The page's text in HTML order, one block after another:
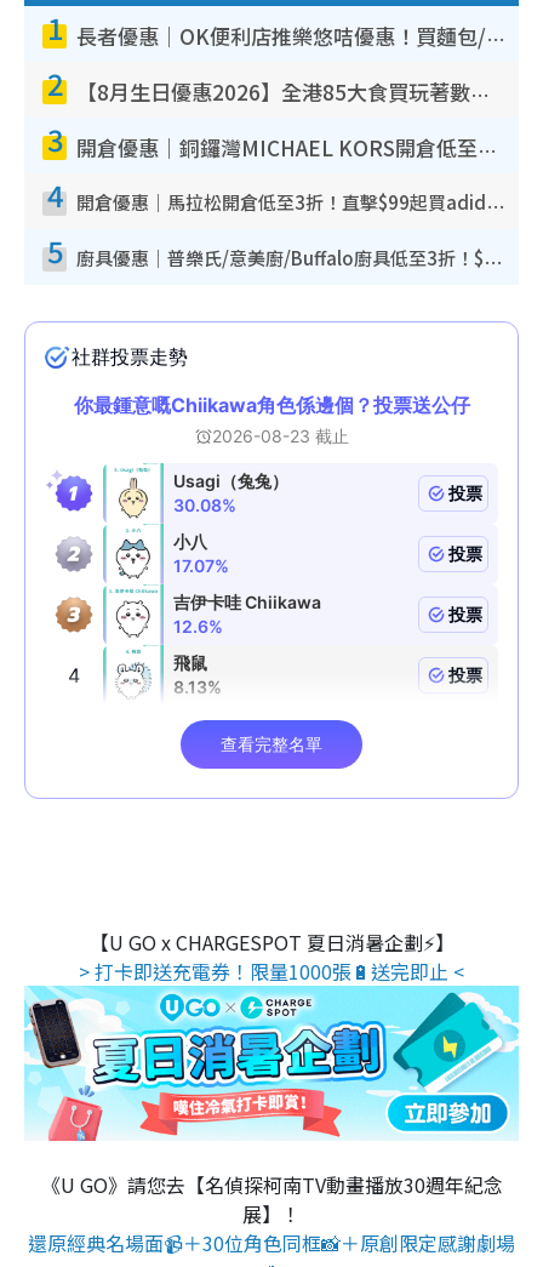
1 長者優惠｜OK便利店推樂悠咭優惠！買麵包/牛奶/保健品拍卡即減
2 【8月生日優惠2026】全港85大食買玩著數攻略 自助餐/火鍋放題同行免費＋誠品/DONKI送現金券
3 開倉優惠｜銅鑼灣MICHAEL KORS開倉低至17折！直擊$500起買手袋/銀包/鞋款 必買經典Jet Set系列
4 開倉優惠｜馬拉松開倉低至3折！直擊$99起買adidas／New Balance／Puma鞋款 STANLEY保溫杯劈價至$119起
5 廚具優惠｜普樂氏/意美廚/Buffalo廚具低至3折！$89起買煎鍋／炒鑊／個人鍋 同場小家電激減至$99起
【U GO x CHARGESPOT 夏日消暑企劃⚡】
> 打卡即送充電券！限量1000張🔋送完即止 <
《U GO》請您去【名偵探柯南TV動畫播放30週年紀念
展】！
還原經典名場面📹＋30位角色同框📸＋原創限定感謝劇場